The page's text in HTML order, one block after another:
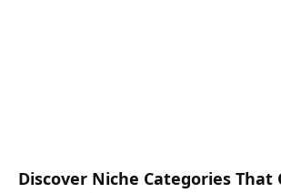
Discover Niche Categories That